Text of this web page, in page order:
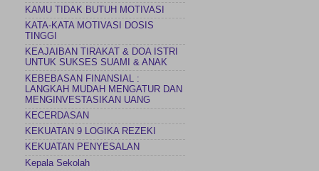
KAMU TIDAK BUTUH MOTIVASI
KATA-KATA MOTIVASI DOSIS
TINGGI
KEAJAIBAN TIRAKAT & DOA ISTRI
UNTUK SUKSES SUAMI & ANAK
KEBEBASAN FINANSIAL :
LANGKAH MUDAH MENGATUR DAN
MENGINVESTASIKAN UANG
KECERDASAN
KEKUATAN 9 LOGIKA REZEKI
KEKUATAN PENYESALAN
Kepala Sekolah